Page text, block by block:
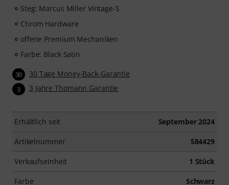
Steg: Marcus Miller Vintage-S
Chrom Hardware
offene Premium Mechaniken
Farbe: Black Satin
30 30 Tage Money-Back-Garantie
3 3 Jahre Thomann Garantie
Erhältlich seit September 2024
Artikelnummer 584429
Verkaufseinheit 1 Stück
Farbe Schwarz